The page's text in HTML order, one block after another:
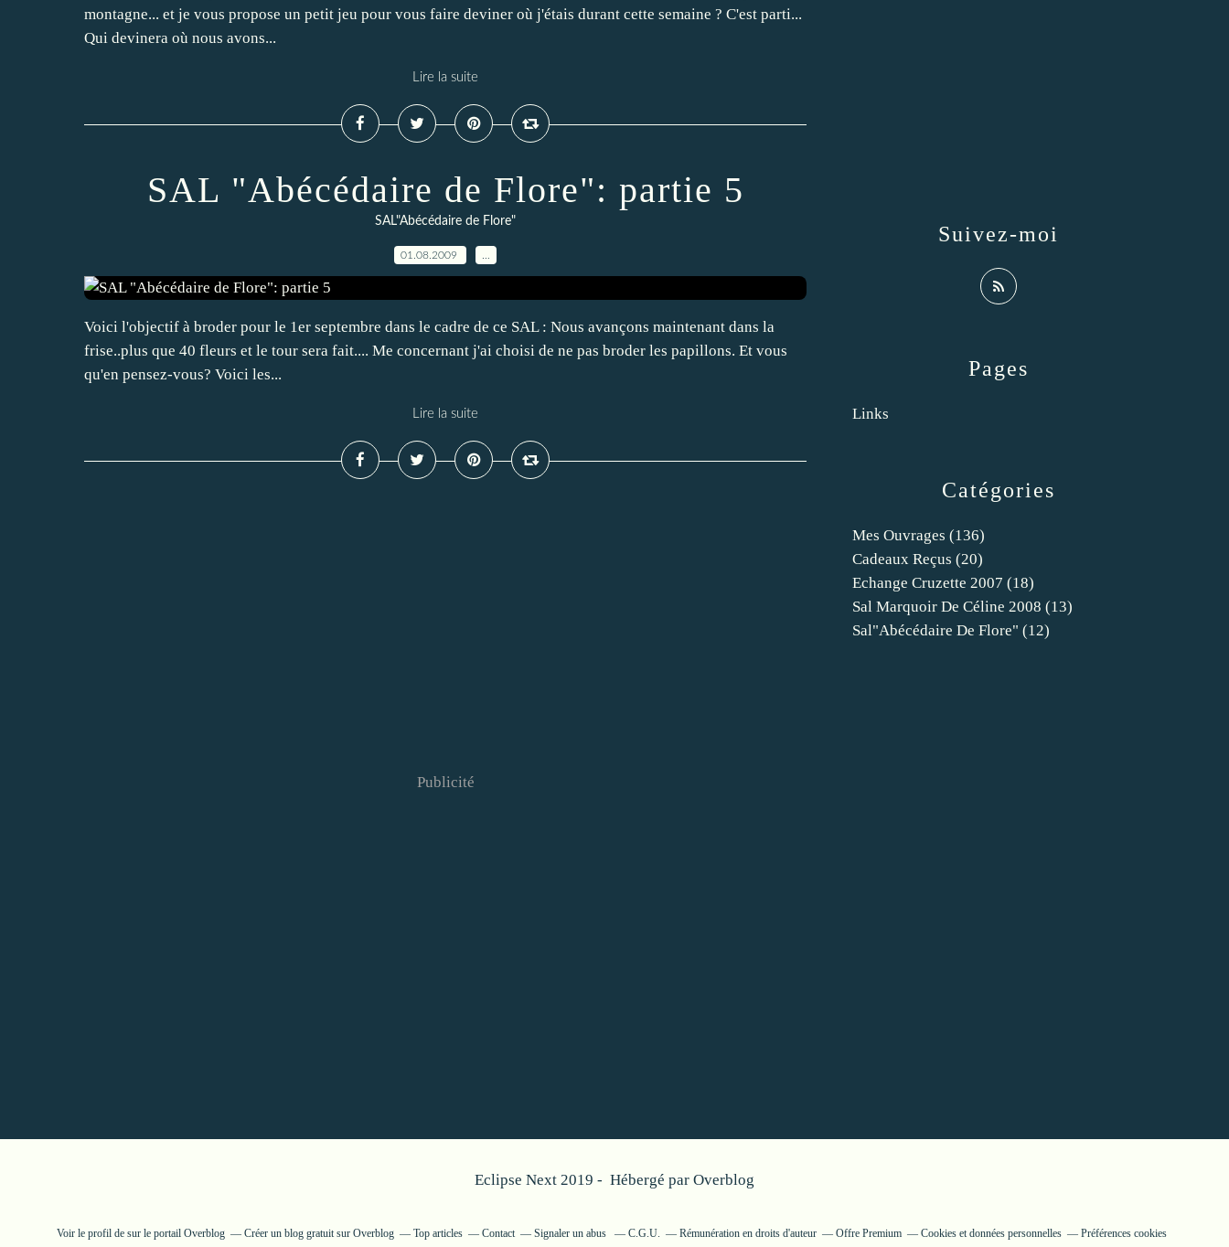
montagne... et je vous propose un petit jeu pour vous faire deviner où j'étais durant cette semaine ? C'est parti...
Qui devinera où nous avons...
Lire la suite
SAL "Abécédaire de Flore": partie 5
SAL"Abécédaire de Flore"
01.08.2009
Voici l'objectif à broder pour le 1er septembre dans le cadre de ce SAL : Nous avançons maintenant dans la
frise..plus que 40 fleurs et le tour sera fait.... Me concernant j'ai choisi de ne pas broder les papillons. Et vous
qu'en pensez-vous? Voici les...
Lire la suite
Publicité
Catégories
Mes Ouvrages (136)
Cadeaux Reçus (20)
Echange Cruzette 2007 (18)
Sal Marquoir De Céline 2008 (13)
Sal"abécédaire De Flore" (12)
Pages
Links
Suivez-moi
Eclipse Next 2019 - Hébergé par Overblog
Voir le profil de sur le portail Overblog Créer un blog gratuit sur Overblog Top articles Contact Signaler un abus C.G.U. Rémunération en droits d'auteur Offre Premium Cookies et données personnelles Préférences cookies